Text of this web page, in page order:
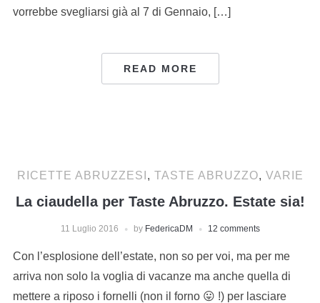
vorrebbe svegliarsi già al 7 di Gennaio, […]
READ MORE
RICETTE ABRUZZESI , TASTE ABRUZZO, VARIE
La ciaudella per Taste Abruzzo. Estate sia!
11 Luglio 2016 by FedericaDM 12 comments
Con l’esplosione dell’estate, non so per voi, ma per me
arriva non solo la voglia di vacanze ma anche quella di
mettere a riposo i fornelli (non il forno 😛 !) per lasciare